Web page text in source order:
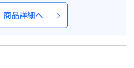
商品詳細へ